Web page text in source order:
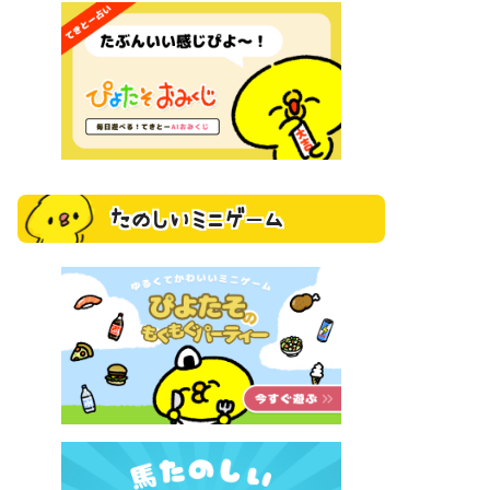
たのしいミニゲーム